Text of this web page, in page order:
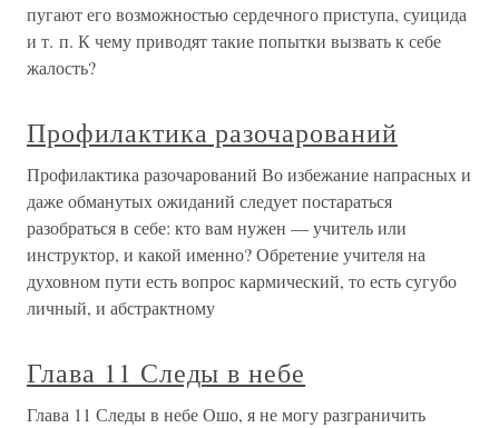
пугают его возможностью сердечного приступа, суицида
и т. п. К чему приводят такие попытки вызвать к себе
жалость?
Профилактика разочарований
Профилактика разочарований Во избежание напрасных и
даже обманутых ожиданий следует постараться
разобраться в себе: кто вам нужен — учитель или
инструктор, и какой именно? Обретение учителя на
духовном пути есть вопрос кармический, то есть сугубо
личный, и абстрактному
Глава 11 Следы в небе
Глава 11 Следы в небе Ошо, я не могу разграничить